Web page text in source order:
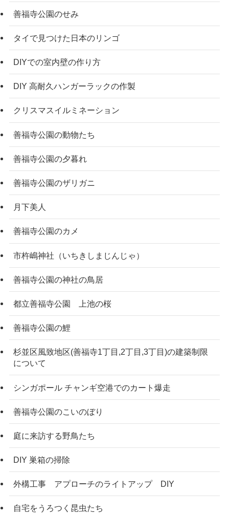
善福寺公園のせみ
タイで見つけた日本のリンゴ
DIYでの室内壁の作り方
DIY 高耐久ハンガーラックの作製
クリスマスイルミネーション
善福寺公園の動物たち
善福寺公園の夕暮れ
善福寺公園のザリガニ
月下美人
善福寺公園のカメ
市杵嶋神社（いちきしまじんじゃ）
善福寺公園の神社の鳥居
都立善福寺公園 上池の桜
善福寺公園の鯉
杉並区風致地区(善福寺1丁目,2丁目,3丁目)の建築制限
について
シンガポール チャンギ空港でのカート爆走
善福寺公園のこいのぼり
庭に来訪する野鳥たち
DIY 巣箱の掃除
外構工事 アプローチのライトアップ DIY
自宅をうろつく昆虫たち